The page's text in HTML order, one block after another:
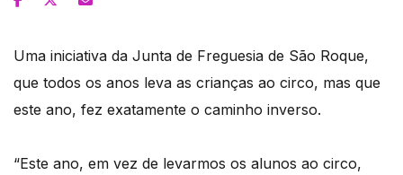
Uma iniciativa da Junta de Freguesia de São Roque,
que todos os anos leva as crianças ao circo, mas que
este ano, fez exatamente o caminho inverso.
“Este ano, em vez de levarmos os alunos ao circo,